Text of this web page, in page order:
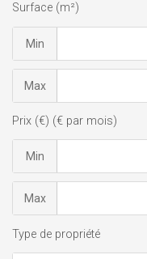
Surface (m²)
Min
Max
Prix (€) (€ par mois)
Min
Max
Type de propriété